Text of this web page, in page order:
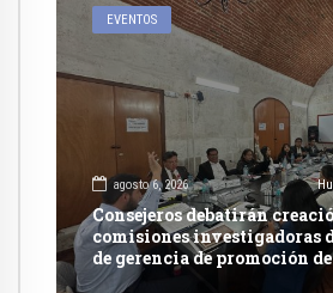
EVENTOS
agosto 6, 2026
Consejeros debatirán
comisiones investigadoras
de gerencia de promoción
carretera en Caylloma